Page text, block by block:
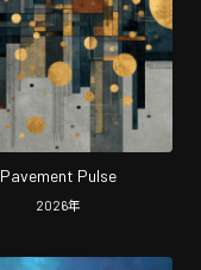
Pavement Pulse
2026年